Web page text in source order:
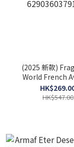
(2025 新款)
World French
Chocola Addict 中
100ml
HK$547.00